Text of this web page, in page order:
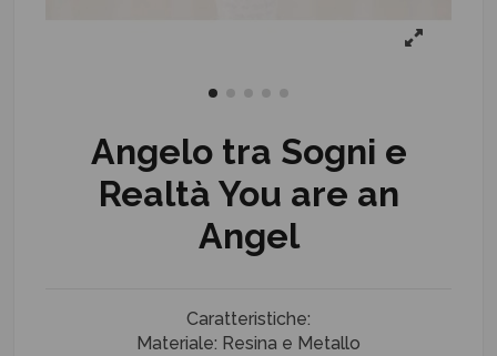
Angelo tra Sogni e
Realtà You are an
Angel
Caratteristiche:
Materiale: Resina e Metallo